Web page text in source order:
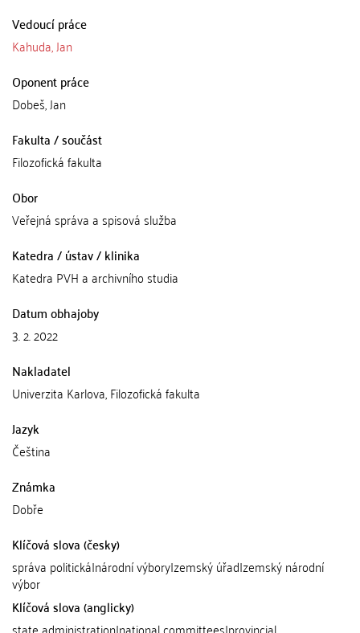
Vedoucí práce
Kahuda, Jan
Oponent práce
Dobeš, Jan
Fakulta / součást
Filozofická fakulta
Obor
Veřejná správa a spisová služba
Katedra / ústav / klinika
Katedra PVH a archivního studia
Datum obhajoby
3. 2. 2022
Nakladatel
Univerzita Karlova, Filozofická fakulta
Jazyk
Čeština
Známka
Dobře
Klíčová slova (česky)
správa politická|národní výbory|zemský úřad|zemský národní
výbor
Klíčová slova (anglicky)